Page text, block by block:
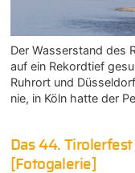
Der Wasserstand des
auf ein Rekordtief
Ruhrort und
nie, in Köln hatte der
Das 44.
[Fotogalerie]